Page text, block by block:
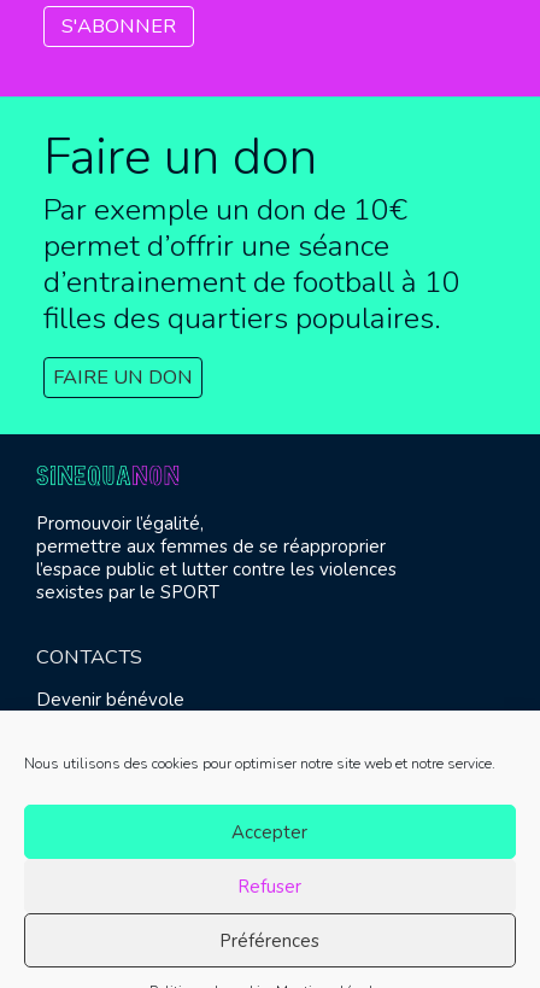
Nous utilisons des cookies pour optimiser notre site web et notre service.
Accepter
Refuser
Préférences
Faire un don
Par exemple un don de 10€
permet d’offrir une séance
d’entrainement de football à 10
filles des quartiers populaires.
FAIRE UN DON
Promouvoir l’égalité,
permettre aux femmes de se réapproprier
l’espace public et lutter contre les violences
sexistes par le SPORT
CONTACTS
Devenir bénévole
Contact
© SINE QUA NON 2021 |Mentions légales|Réalisation :